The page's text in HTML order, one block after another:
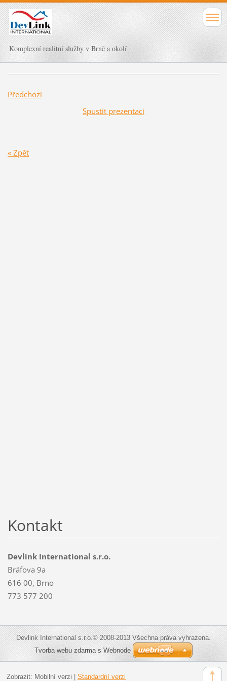
Komplexní realitní služby v Brně a okolí
Předchozí
Spustit prezentaci
« Zpět
Kontakt
Devlink International s.r.o.
Bráfova 9a
616 00, Brno
773 577 200
Devlink International s.r.o.© 2008-2013 Všechna práva vyhrazena.
Tvorba webu zdarma s Webnode
Zobrazit: Mobilní verzi Standardní verzi